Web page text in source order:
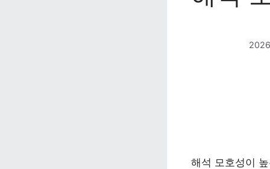
해석 모호성이